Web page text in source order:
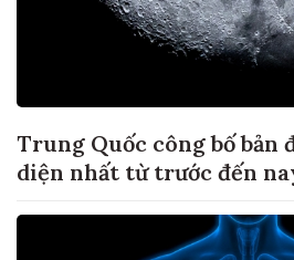
Trung Quốc công bố bản
diện nhất từ trước đến